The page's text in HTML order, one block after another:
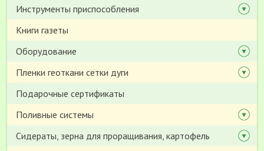
Инструменты приспособления
Книги газеты
Оборудование
Пленки геоткани сетки дуги
Подарочные сертификаты
Поливные системы
Сидераты, зерна для проращивания, картофель